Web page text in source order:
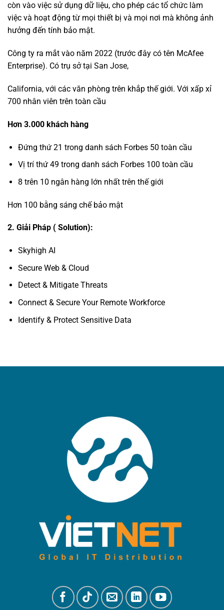
còn vào việc sử dụng dữ liệu, cho phép các tổ chức làm
việc và hoạt động từ mọi thiết bị và mọi nơi mà không ảnh
hưởng đến tính bảo mật.
Công ty ra mắt vào năm 2022 (trước đây có tên McAfee
Enterprise). Có trụ sở tại San Jose,
California, với các văn phòng trên khắp thế giới. Với xấp xỉ
700 nhân viên trên toàn cầu
Hơn 3.000 khách hàng
Đứng thứ 21 trong danh sách Forbes 50 toàn cầu
Vị trí thứ 49 trong danh sách Forbes 100 toàn cầu
8 trên 10 ngân hàng lớn nhất trên thế giới
Hơn 100 bằng sáng chế bảo mật
2. Giải Pháp ( Solution):
Skyhigh AI
Secure Web & Cloud
Detect & Mitigate Threats
Connect & Secure Your Remote Workforce
Identify & Protect Sensitive Data